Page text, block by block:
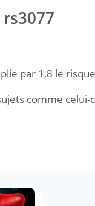
par 1,8 le
comme celui-